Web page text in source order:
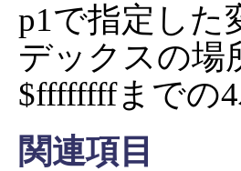
p1で指定した
デックスの場
$ffffffffまでの
関連項目